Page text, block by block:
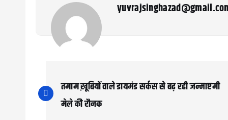
o
s
तमाम ख़ूबियों वाले डायमंड सर्कस से बढ़ रही जन्माष्टमी
मेले की रौनक